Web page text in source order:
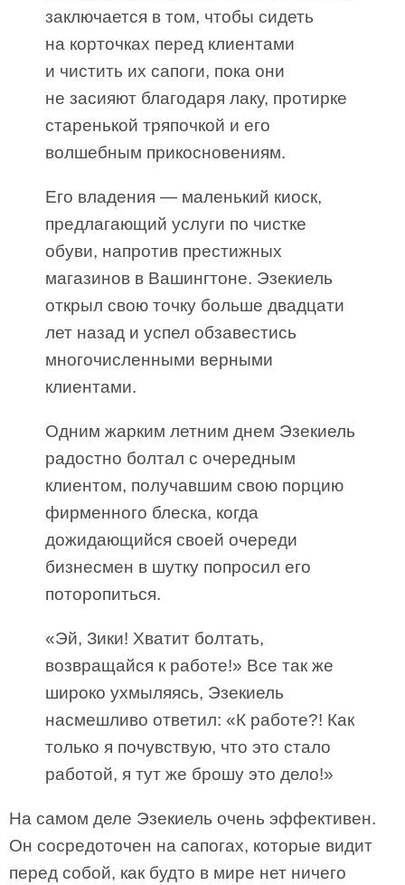
заключается в том, чтобы сидеть
на корточках перед клиентами
и чистить их сапоги, пока они
не засияют благодаря лаку, протирке
старенькой тряпочкой и его
волшебным прикосновениям.
Его владения — маленький киоск,
предлагающий услуги по чистке
обуви, напротив престижных
магазинов в Вашингтоне. Эзекиель
открыл свою точку больше двадцати
лет назад и успел обзавестись
многочисленными верными
клиентами.
Одним жарким летним днем Эзекиель
радостно болтал с очередным
клиентом, получавшим свою порцию
фирменного блеска, когда
дожидающийся своей очереди
бизнесмен в шутку попросил его
поторопиться.
«Эй, Зики! Хватит болтать,
возвращайся к работе!» Все так же
широко ухмыляясь, Эзекиель
насмешливо ответил: «К работе?! Как
только я почувствую, что это стало
работой, я тут же брошу это дело!»
На самом деле Эзекиель очень эффективен.
Он сосредоточен на сапогах, которые видит
перед собой, как будто в мире нет ничего